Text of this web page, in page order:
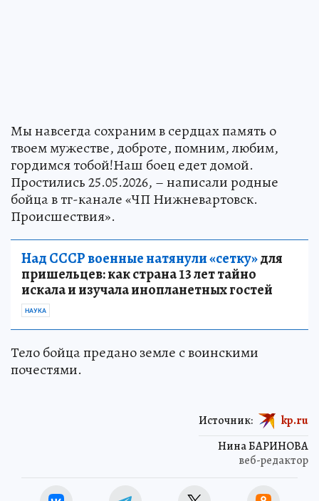
Мы навсегда сохраним в сердцах память о
твоем мужестве, доброте, помним, любим,
гордимся тобой!Наш боец едет домой.
Простились 25.05.2026, – написали родные
бойца в тг-канале «ЧП Нижневартовск.
Происшествия».
Над СССР военные натянули «сетку»для
пришельцев: как страна 13 лет тайно
искала и изучала инопланетных гостей
НАУКА
Тело бойца предано земле с воинскими
почестями.
Нина БАРИНОВА
веб-редактор
Источник: kp.ru